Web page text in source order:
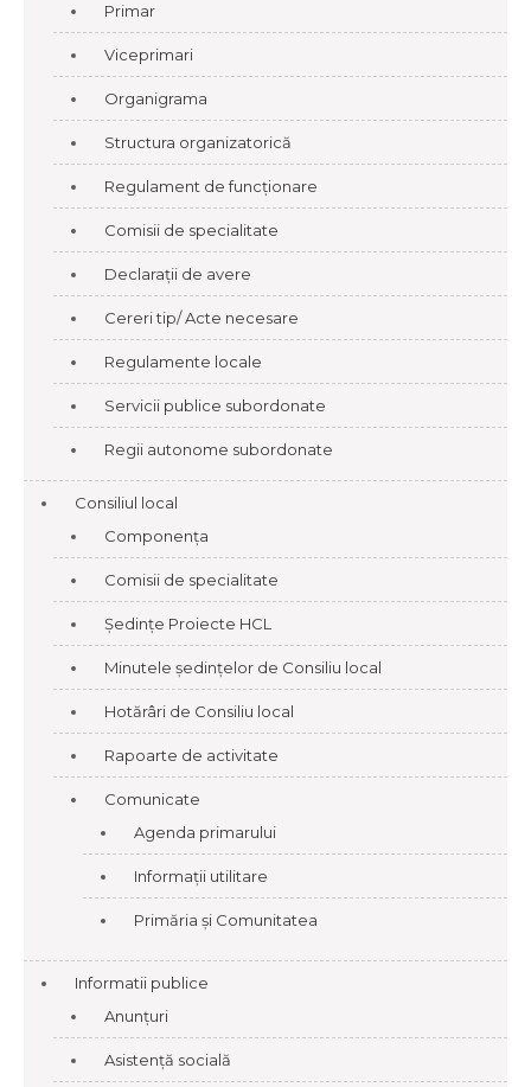
Primar
Viceprimari
Organigrama
Structura organizatorică
Regulament de funcționare
Comisii de specialitate
Declarații de avere
Cereri tip/ Acte necesare
Regulamente locale
Servicii publice subordonate
Regii autonome subordonate
Consiliul local
Componența
Comisii de specialitate
Ședințe Proiecte HCL
Minutele ședințelor de Consiliu local
Hotărâri de Consiliu local
Rapoarte de activitate
Comunicate
Agenda primarului
Informații utilitare
Primăria și Comunitatea
Informatii publice
Anunțuri
Asistență socială